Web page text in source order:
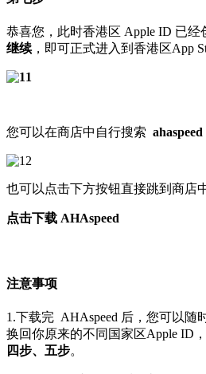
恭喜您，此时香港区 Apple ID 已
继续，即可正式进入到香港区App
您可以在商店中自行搜索 ahaspeed
也可以点击下方按钮直接跳到商店
点击下载 AHAspeed
注意事项
1.下载完 AHAspeed 后，您可以随
换回你原来的不同国家区Apple ID
四步、五步。